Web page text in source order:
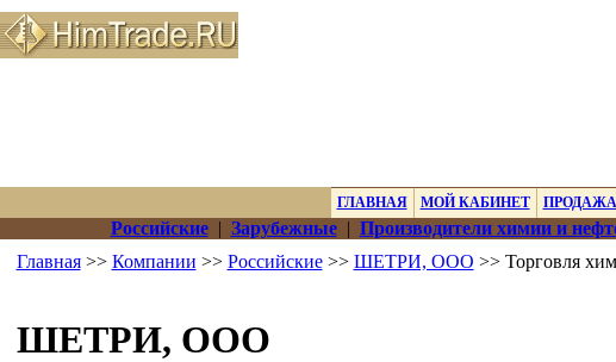
ГЛАВНАЯ МОЙ КАБИНЕТ ПРОДАЖА
Российские| Зарубежные| Производители химии и
Главная>> Компании >> Российские>> ШЕТРИ, ООО >> Торговля
ШЕТРИ, ООО